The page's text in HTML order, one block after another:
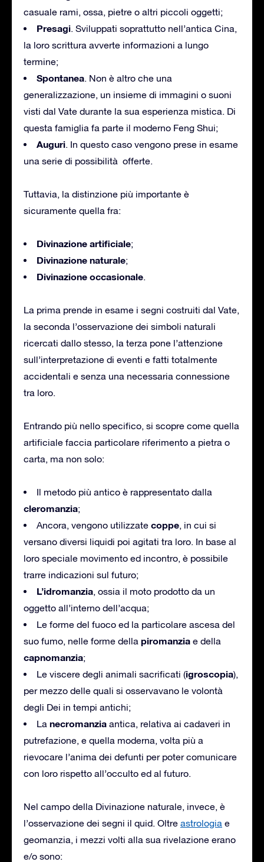
casuale rami, ossa, pietre o altri piccoli oggetti;
Presagi. Sviluppati soprattutto nell’antica Cina,
la loro scrittura avverte informazioni a lungo
termine;
Spontanea. Non è altro che una
generalizzazione, un insieme di immagini o suoni
visti dal Vate durante la sua esperienza mistica. Di
questa famiglia fa parte il moderno Feng Shui;
Auguri. In questo caso vengono prese in esame
una serie di possibilità offerte.
Tuttavia, la distinzione più importante è
sicuramente quella fra:
Divinazione artificiale;
Divinazione naturale;
Divinazione occasionale.
La prima prende in esame i segni costruiti dal Vate,
la seconda l’osservazione dei simboli naturali
ricercati dallo stesso, la terza pone l’attenzione
sull’interpretazione di eventi e fatti totalmente
accidentali e senza una necessaria connessione
tra loro.
Entrando più nello specifico, si scopre come quella
artificiale faccia particolare riferimento a pietra o
carta, ma non solo:
Il metodo più antico è rappresentato dalla
cleromanzia;
Ancora, vengono utilizzate coppe, in cui si
versano diversi liquidi poi agitati tra loro. In base al
loro speciale movimento ed incontro, è possibile
trarre indicazioni sul futuro;
L’idromanzia, ossia il moto prodotto da un
oggetto all’interno dell’acqua;
Le forme del fuoco ed la particolare ascesa del
suo fumo, nelle forme della piromanzia e della
capnomanzia;
Le viscere degli animali sacrificati (igroscopia),
per mezzo delle quali si osservavano le volontà
degli Dei in tempi antichi;
La necromanzia antica, relativa ai cadaveri in
putrefazione, e quella moderna, volta più a
rievocare l’anima dei defunti per poter comunicare
con loro rispetto all’occulto ed al futuro.
Nel campo della Divinazione naturale, invece, è
l’osservazione dei segni il quid. Oltre astrologia e
geomanzia, i mezzi volti alla sua rivelazione erano
e/o sono: